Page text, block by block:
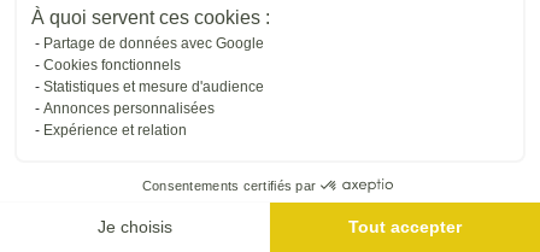
À quoi servent ces cookies :
Partage de données avec Google
Cookies fonctionnels
Statistiques et mesure d'audience
Annonces personnalisées
Expérience et relation
Consentements certifiés par
Je choisis Tout accepter